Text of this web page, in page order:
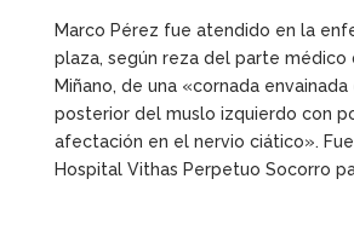
Marco Pérez fue atendido en la
plaza, según reza del parte médico
Miñano, de una «cornada
posterior del muslo izquierdo con
afectación en el nervio ciático».
Hospital Vithas Perpetuo Socorro